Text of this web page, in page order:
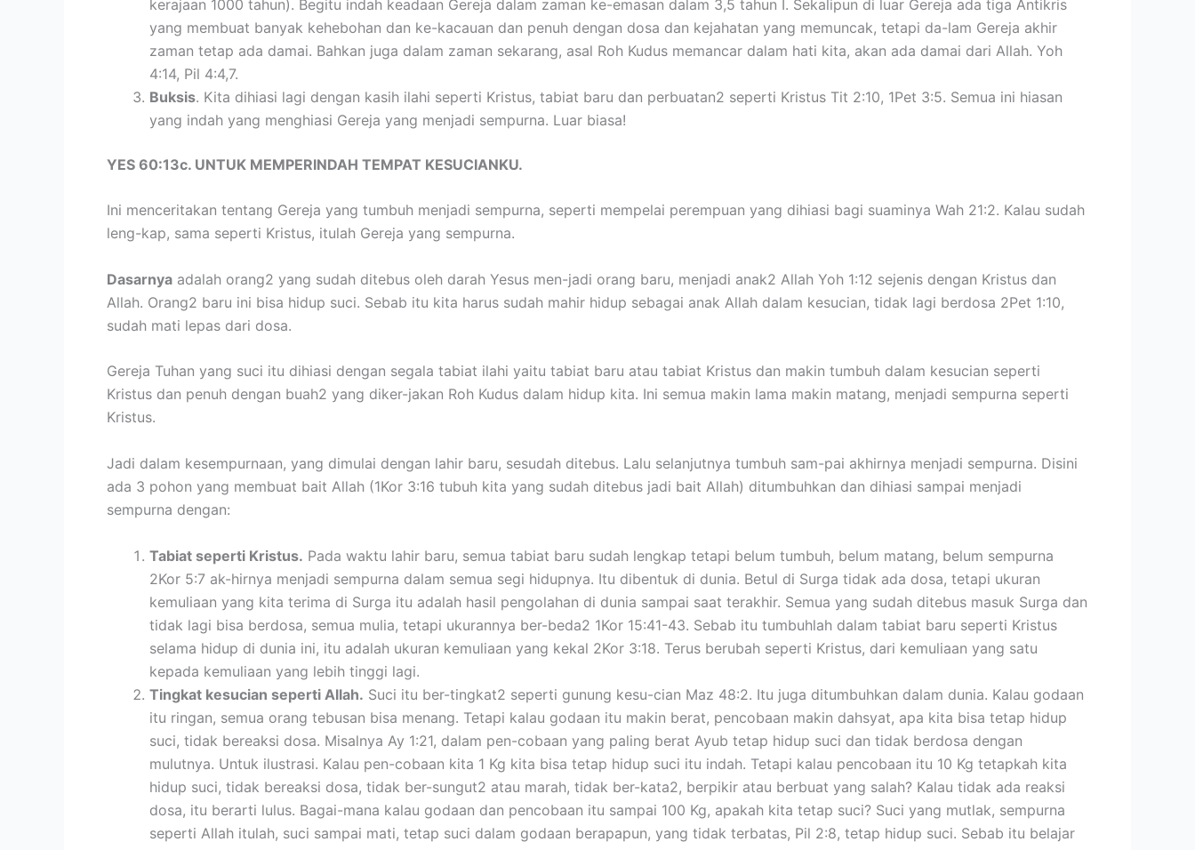
kerajaan 1000 tahun). Begitu indah keadaan Gereja dalam zaman ke-emasan dalam 3,5 tahun I. Sekalipun di luar Gereja ada tiga Antikris
yang membuat banyak kehebohan dan ke-kacauan dan penuh dengan dosa dan kejahatan yang memuncak, tetapi da-lam Gereja akhir
zaman tetap ada damai. Bahkan juga dalam zaman sekarang, asal Roh Kudus memancar dalam hati kita, akan ada damai dari Allah. Yoh
4:14, Pil 4:4,7.
Buksis. Kita dihiasi lagi dengan kasih ilahi seperti Kristus, tabiat baru dan perbuatan2 seperti Kristus Tit 2:10, 1Pet 3:5. Semua ini hiasan
yang indah yang menghiasi Gereja yang menjadi sempurna. Luar biasa!
YES 60:13c. UNTUK MEMPERINDAH TEMPAT KESUCIANKU.
Ini menceritakan tentang Gereja yang tumbuh menjadi sempurna, seperti mempelai perempuan yang dihiasi bagi suaminya Wah 21:2. Kalau sudah
leng-kap, sama seperti Kristus, itulah Gereja yang sempurna.
Dasarnya adalah orang2 yang sudah ditebus oleh darah Yesus men-jadi orang baru, menjadi anak2 Allah Yoh 1:12 sejenis dengan Kristus dan
Allah. Orang2 baru ini bisa hidup suci. Sebab itu kita harus sudah mahir hidup sebagai anak Allah dalam kesucian, tidak lagi berdosa 2Pet 1:10,
sudah mati lepas dari dosa.
Gereja Tuhan yang suci itu dihiasi dengan segala tabiat ilahi yaitu tabiat baru atau tabiat Kristus dan makin tumbuh dalam kesucian seperti
Kristus dan penuh dengan buah2 yang diker-jakan Roh Kudus dalam hidup kita. Ini semua makin lama makin matang, menjadi sempurna seperti
Kristus.
Jadi dalam kesempurnaan, yang dimulai dengan lahir baru, sesudah ditebus. Lalu selanjutnya tumbuh sam-pai akhirnya menjadi sempurna. Disini
ada 3 pohon yang membuat bait Allah (1Kor 3:16 tubuh kita yang sudah ditebus jadi bait Allah) ditumbuhkan dan dihiasi sampai menjadi
sempurna dengan:
Tabiat seperti Kristus. Pada waktu lahir baru, semua tabiat baru sudah lengkap tetapi belum tumbuh, belum matang, belum sempurna
2Kor 5:7 ak-hirnya menjadi sempurna dalam semua segi hidupnya. Itu dibentuk di dunia. Betul di Surga tidak ada dosa, tetapi ukuran
kemuliaan yang kita terima di Surga itu adalah hasil pengolahan di dunia sampai saat terakhir. Semua yang sudah ditebus masuk Surga dan
tidak lagi bisa berdosa, semua mulia, tetapi ukurannya ber-beda2 1Kor 15:41-43. Sebab itu tumbuhlah dalam tabiat baru seperti Kristus
selama hidup di dunia ini, itu adalah ukuran kemuliaan yang kekal 2Kor 3:18. Terus berubah seperti Kristus, dari kemuliaan yang satu
kepada kemuliaan yang lebih tinggi lagi.
Tingkat kesucian seperti Allah. Suci itu ber-tingkat2 seperti gunung kesu-cian Maz 48:2. Itu juga ditumbuhkan dalam dunia. Kalau godaan
itu ringan, semua orang tebusan bisa menang. Tetapi kalau godaan itu makin berat, pencobaan makin dahsyat, apa kita bisa tetap hidup
suci, tidak bereaksi dosa. Misalnya Ay 1:21, dalam pen-cobaan yang paling berat Ayub tetap hidup suci dan tidak berdosa dengan
mulutnya. Untuk ilustrasi. Kalau pen-cobaan kita 1 Kg kita bisa tetap hidup suci itu indah. Tetapi kalau pencobaan itu 10 Kg tetapkah kita
hidup suci, tidak bereaksi dosa, tidak ber-sungut2 atau marah, tidak ber-kata2, berpikir atau berbuat yang salah? Kalau tidak ada reaksi
dosa, itu berarti lulus. Bagai-mana kalau godaan dan pencobaan itu sampai 100 Kg, apakah kita tetap suci? Suci yang mutlak, sempurna
seperti Allah itulah, suci sampai mati, tetap suci dalam godaan berapapun, yang tidak terbatas, Pil 2:8, tetap hidup suci. Sebab itu belajar